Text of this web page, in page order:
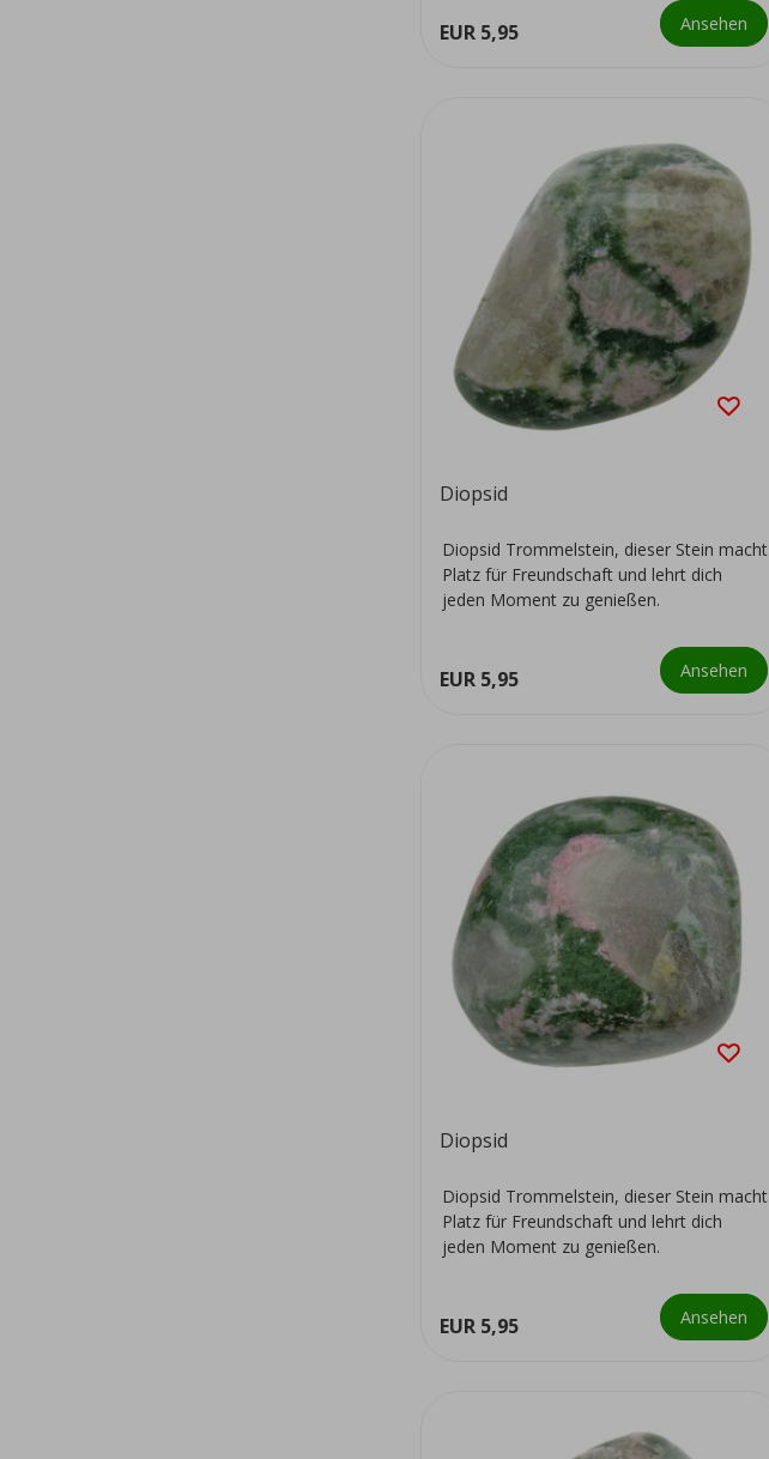
EUR 5,95 Ansehen
Diopsid
Diopsid Trommelstein, dieser Stein macht
Platz für Freundschaft und lehrt dich
jeden Moment zu genießen.
EUR 5,95 Ansehen
Diopsid
Diopsid Trommelstein, dieser Stein macht
Platz für Freundschaft und lehrt dich
jeden Moment zu genießen.
EUR 5,95 Ansehen